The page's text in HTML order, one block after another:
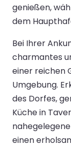
genießen,
dem
Bei Ihrer
charmantes
einer reichen
Umgebung.
des Dorfes,
Küche in
einen